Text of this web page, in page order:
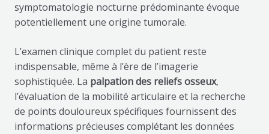
symptomatologie nocturne prédominante évoque
potentiellement une origine tumorale.
L’examen clinique complet du patient reste
indispensable, même à l’ère de l’imagerie
sophistiquée. La palpation des reliefs osseux,
l’évaluation de la mobilité articulaire et la recherche
de points douloureux spécifiques fournissent des
informations précieuses complétant les données